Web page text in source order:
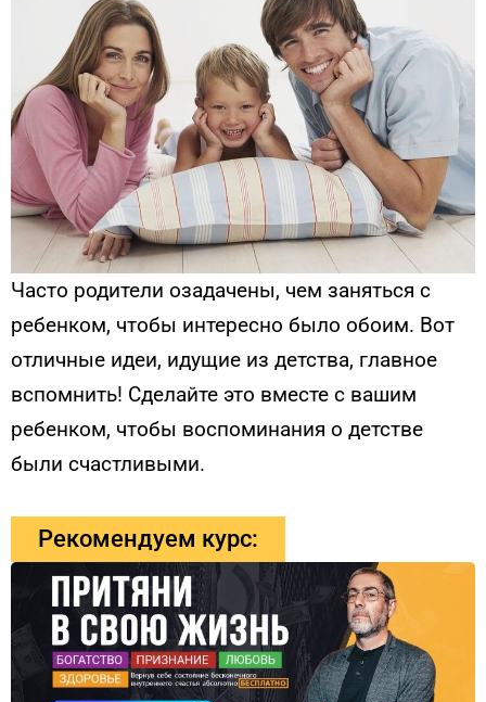
Часто родители озадачены, чем заняться с
ребенком, чтобы интересно было обоим. Вот
отличные идеи, идущие из детства, главное
вспомнить! Сделайте это вместе с вашим
ребенком, чтобы воспоминания о детстве
были счастливыми.
Рекомендуем курс: